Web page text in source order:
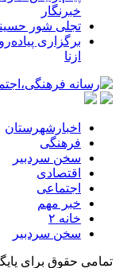
خبرنگار
تجلی شور
برگزاری
ازنا
اخبارشهرستان
فرهنگی
سخن سردبیر
اقتصادی
اجتماعی
خبر مهم
خانه ۲
سخن سردبیر
تمامی حقوق برای